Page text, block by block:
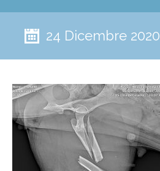
24 Dicembre 2020